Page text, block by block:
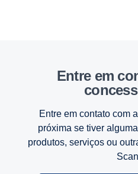
Entre em contato com a
Entre em contato com
próxima se tiver
produtos, serviços ou